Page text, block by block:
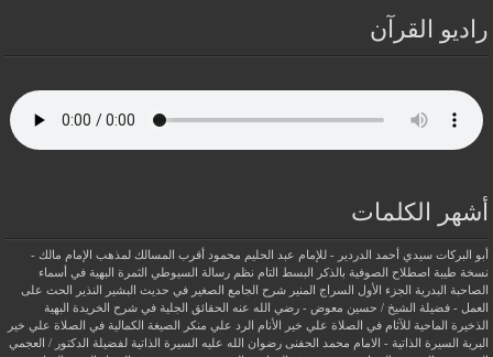
راديو القرآن
أشهر الكلمات
أبو البركات سيدي أحمد الدردير - للإمام عبد الحليم محمود
أقرب المسالك لمذهب الإمام مالك -
نسخة طيبة اصطلاح الصوفية بالذكر البسط التام نظم رسالة السيوطي
الثمرة البهية في أسماء
الصاحبة البدرية
الجزء الأول السراج المنير شرح الجامع الصغير في حديث البشير النذير
الحث على
العمل - فضيلة الشيخ / حسين معوض - رضي الله عنه
الحقائق الجلية في شرح الخريدة البهية
الذخيرة الماحية للآثام في الصلاة علي خير الأنام
الرد علي منكر الصيغة الكمالية في الصلاة علي خير
البرية
السيرة الذاتية - الامام محمد الحفنى رضوان الله عليه
السيرة الذاتية لفضيلة الدكتور / العجمي